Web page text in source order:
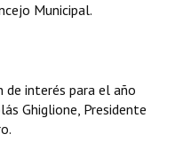
Municipal.
interés para el año
Ghiglione, Presidente